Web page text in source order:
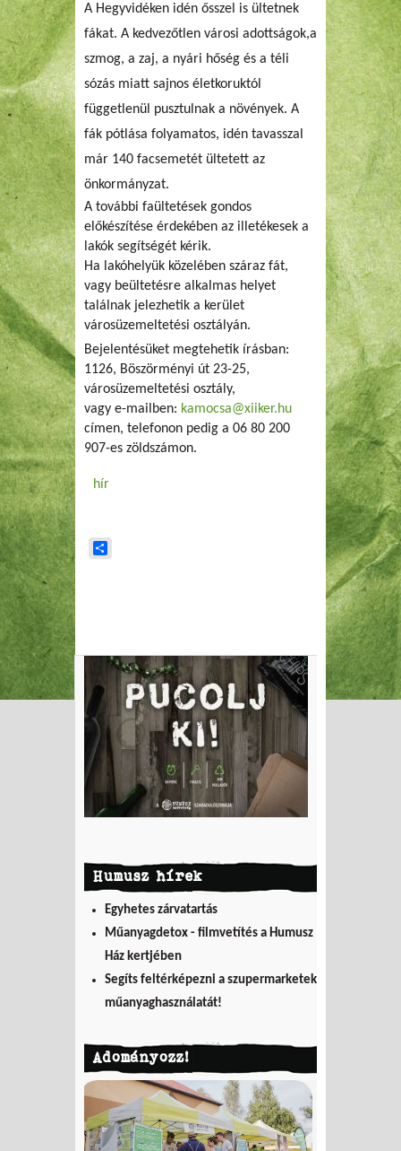
A Hegyvidéken idén ősszel is ültetnek
fákat. A kedvezőtlen városi adottságok,a
szmog, a zaj, a nyári hőség és a téli
sózás miatt sajnos életkoruktól
függetlenül pusztulnak a növények. A
fák pótlása folyamatos, idén tavasszal
már 140 facsemetét ültetett az
önkormányzat.
A további faültetések gondos
előkészítése érdekében az illetékesek a
lakók segítségét kérik.
Ha lakóhelyük közelében száraz fát,
vagy beültetésre alkalmas helyet
találnak jelezhetik a kerület
városüzemeltetési osztályán.
Bejelentésüket megtehetik írásban:
1126, Böszörményi út 23-25,
városüzemeltetési osztály,
vagy e-mailben: kamocsa@xiiker.hu
címen, telefonon pedig a 06 80 200
907-es zöldszámon.
hír
Humusz hírek
Egyhetes zárvatartás
Műanyagdetox - filmvetítés a Humusz
Ház kertjében
Segíts feltérképezni a szupermarketek
műanyaghasználatát!
Adományozz!